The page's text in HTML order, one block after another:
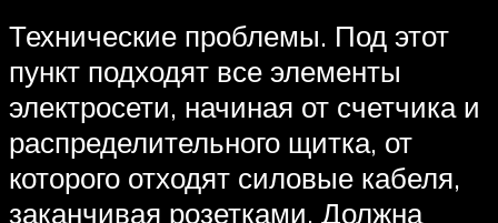
Технические проблемы. Под этот
пункт подходят все элементы
электросети, начиная от счетчика и
распределительного щитка, от
которого отходят силовые кабеля,
заканчивая розетками. Должна